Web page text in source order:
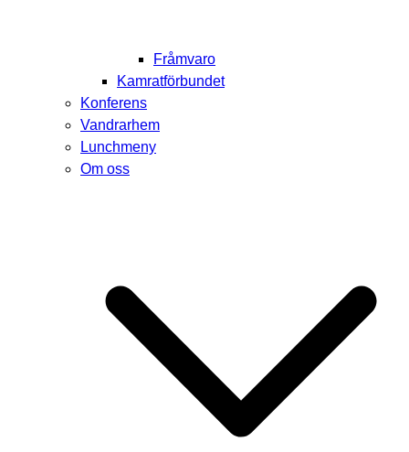
Fråmvaro
Kamratförbundet
Konferens
Vandrarhem
Lunchmeny
Om oss